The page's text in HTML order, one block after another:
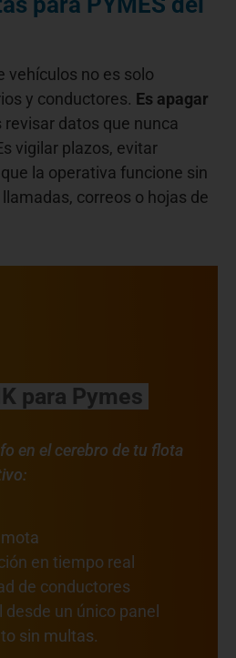
vehículos no es solo
y conductores. Es apagar
revisar datos que nunca
vigilar plazos, evitar
la operativa funcione sin
correos o hojas de
para Pymes
en el cerebro de tu flota
en tiempo real
de conductores
desde un único panel
sin multas.